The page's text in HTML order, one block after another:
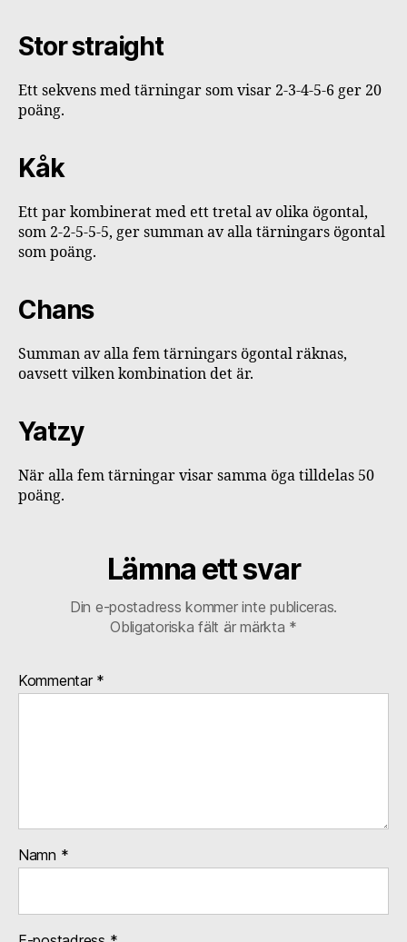
Stor straight
Ett sekvens med tärningar som visar 2-3-4-5-6 ger 20
poäng.
Kåk
Ett par kombinerat med ett tretal av olika ögontal,
som 2-2-5-5-5, ger summan av alla tärningars ögontal
som poäng.
Chans
Summan av alla fem tärningars ögontal räknas,
oavsett vilken kombination det är.
Yatzy
När alla fem tärningar visar samma öga tilldelas 50
poäng.
Lämna ett svar
Din e-postadress kommer inte publiceras.
Obligatoriska fält är märkta *
Kommentar *
Namn *